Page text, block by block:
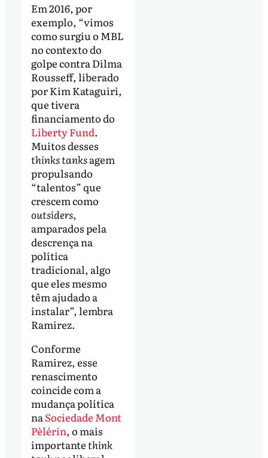
Em 2016, por
exemplo, “vimos
como surgiu o MBL
no contexto do
golpe contra Dilma
Rousseff, liberado
por Kim Kataguiri,
que tivera
financiamento do
Liberty Fund.
Muitos desses
thinks tanksagem
propulsando
“talentos” que
crescem como
outsiders,
amparados pela
descrença na
política
tradicional, algo
que eles mesmo
têm ajudado a
instalar”, lembra
Ramirez.
Conforme
Ramirez, esse
renascimento
coincide com a
mudança política
na Sociedade Mont
Pèlérin, o mais
importantethink